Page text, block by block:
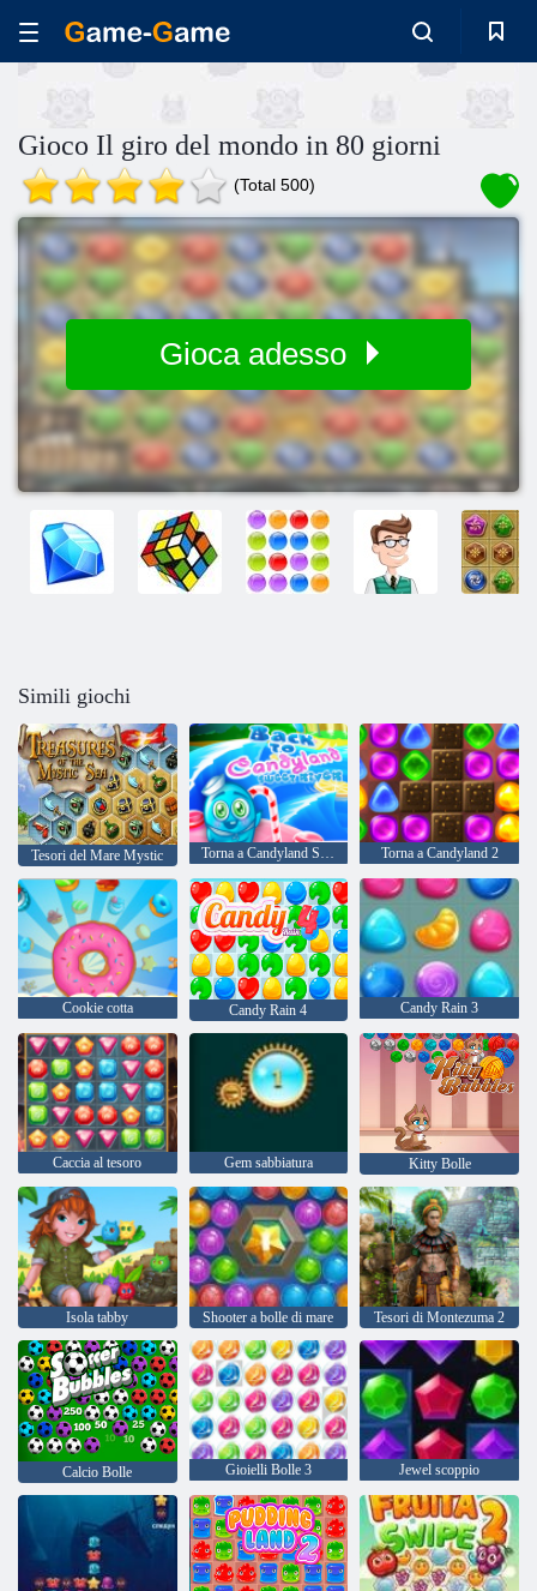
Gioco Il giro del mondo in 80 giorni
(Total 500)
Gioca adesso
Simili giochi
Tesori del Mare Mystic Torna a Candyland Sweet River Torna a Candyland 2
Cookie cotta Candy Rain 4 Candy Rain 3
Caccia al tesoro Gem sabbiatura Kitty Bolle
Isola tabby Shooter a bolle di mare Tesori di Montezuma 2
Calcio Bolle Gioielli Bolle 3 Jewel scoppio